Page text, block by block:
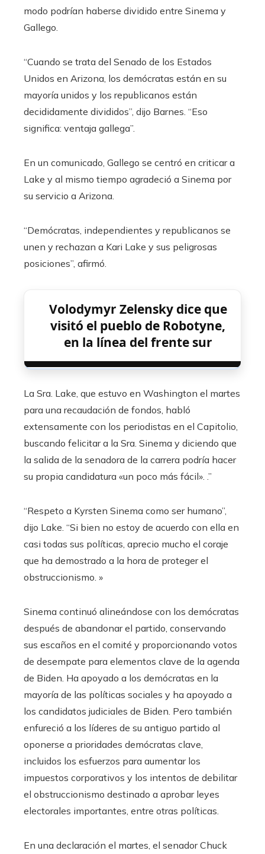
modo podrían haberse dividido entre Sinema y
Gallego.
“Cuando se trata del Senado de los Estados
Unidos en Arizona, los demócratas están en su
mayoría unidos y los republicanos están
decididamente divididos”, dijo Barnes. “Eso
significa: ventaja gallega”.
En un comunicado, Gallego se centró en criticar a
Lake y al mismo tiempo agradeció a Sinema por
su servicio a Arizona.
“Demócratas, independientes y republicanos se
unen y rechazan a Kari Lake y sus peligrosas
posiciones”, afirmó.
Volodymyr Zelensky dice que
visitó el pueblo de Robotyne,
en la línea del frente sur
La Sra. Lake, que estuvo en Washington el martes
para una recaudación de fondos, habló
extensamente con los periodistas en el Capitolio,
buscando felicitar a la Sra. Sinema y diciendo que
la salida de la senadora de la carrera podría hacer
su propia candidatura «un poco más fácil». .”
“Respeto a Kyrsten Sinema como ser humano”,
dijo Lake. “Si bien no estoy de acuerdo con ella en
casi todas sus políticas, aprecio mucho el coraje
que ha demostrado a la hora de proteger el
obstruccionismo. »
Sinema continuó alineándose con los demócratas
después de abandonar el partido, conservando
sus escaños en el comité y proporcionando votos
de desempate para elementos clave de la agenda
de Biden. Ha apoyado a los demócratas en la
mayoría de las políticas sociales y ha apoyado a
los candidatos judiciales de Biden. Pero también
enfureció a los líderes de su antiguo partido al
oponerse a prioridades demócratas clave,
incluidos los esfuerzos para aumentar los
impuestos corporativos y los intentos de debilitar
el obstruccionismo destinado a aprobar leyes
electorales importantes, entre otras políticas.
En una declaración el martes, el senador Chuck